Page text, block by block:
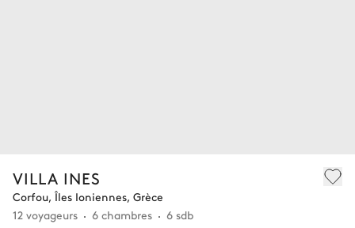
VILLA INES
Corfou, Îles Ioniennes, Grèce
12 voyageurs
6 chambres 6 sdb